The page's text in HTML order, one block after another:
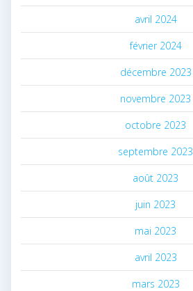
avril 2024
février 2024
décembre 2023
novembre 2023
octobre 2023
septembre 2023
août 2023
juin 2023
mai 2023
avril 2023
mars 2023